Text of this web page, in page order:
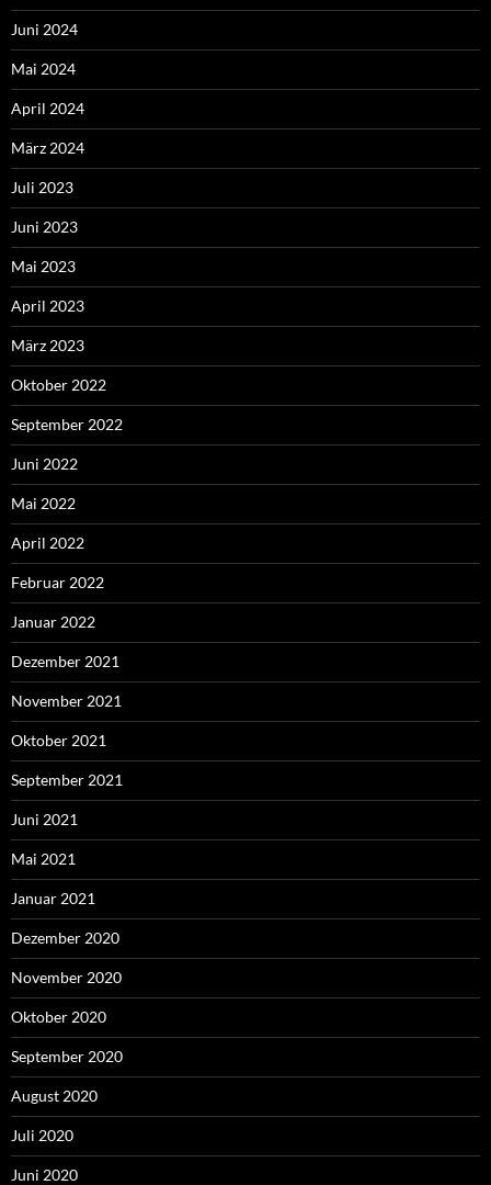
Juni 2024
Mai 2024
April 2024
März 2024
Juli 2023
Juni 2023
Mai 2023
April 2023
März 2023
Oktober 2022
September 2022
Juni 2022
Mai 2022
April 2022
Februar 2022
Januar 2022
Dezember 2021
November 2021
Oktober 2021
September 2021
Juni 2021
Mai 2021
Januar 2021
Dezember 2020
November 2020
Oktober 2020
September 2020
August 2020
Juli 2020
Juni 2020